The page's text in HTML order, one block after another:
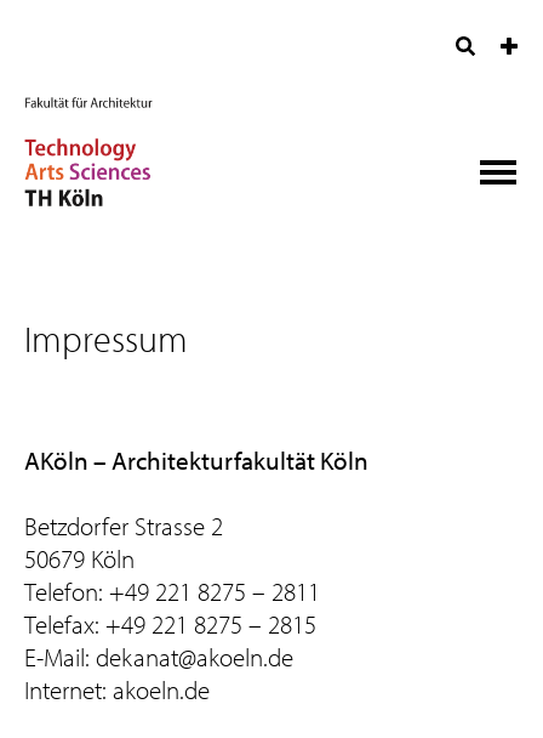
Impressum
AKöln – Architekturfakultät Köln
Betzdorfer Strasse 2
50679 Köln
Telefon: +49 221 8275 – 2811
Telefax: +49 221 8275 – 2815
E-Mail: dekanat@akoeln.de
Internet: akoeln.de